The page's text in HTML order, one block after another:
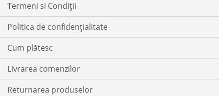
Termeni si Condiții
Politica de confidențialitate
Cum plătesc
Livrarea comenzilor
Returnarea produselor